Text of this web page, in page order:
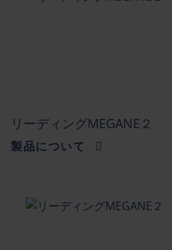
リーディングMEGANE２
製品について